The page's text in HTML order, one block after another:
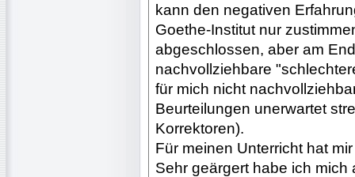
kann den negativen
Goethe-Institut nur
abgeschlossen, aber am
nachvollziehbare
für mich nicht
Beurteilungen unerwartet
Korrektoren).
Für meinen Unterricht hat
Sehr geärgert habe ich mich